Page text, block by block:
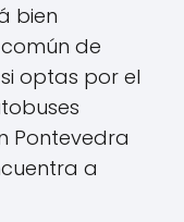
bien
de
optas por el
Pontevedra
a